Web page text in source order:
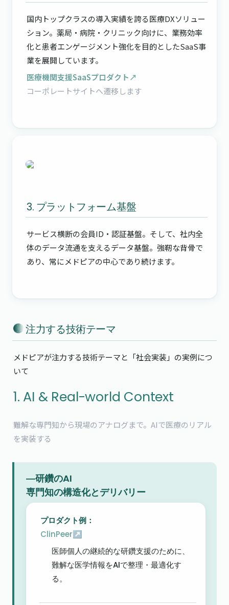
国内トップクラスの導入実績を誇る医療DXソリュー
ション。薬局・病院・クリニック向けに、業務効率
化と患者エンゲージメント強化を目的としたSaaS事
業を展開しています。
医療機関支援SaaSプロダクト↗
コーポレートサイトへ遷移します
3. プラットフォーム基盤
サービス横断の会員ID・認証基盤。そして、社内全
体のデータ流通を支えるデータ基盤。強靭な背骨で
あり、常にメドピアの中心であり続けます。
注力する技術テーマ
メドピアが注力する技術テーマと「社会実装」の実例につ
いて
1. AI & Real-world Context
難解な専門知から現場のアナログまで。AIで医療のリアル
を実装する
―研鑽のAI
専門知の構造化とデリバリー
ClinPeer↗
医師個人の継続的な研鑽支援のために、
難解な医学情報をAIで整理・最適化す
る。